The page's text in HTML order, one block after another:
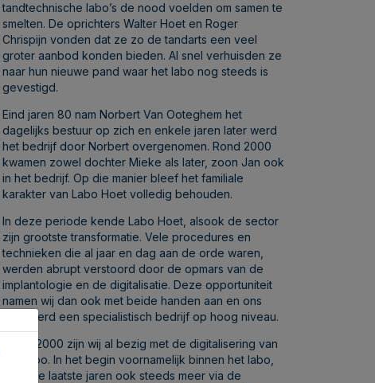
tandtechnische labo’s de nood voelden om samen te
smelten. De oprichters Walter Hoet en Roger
Chrispijn vonden dat ze zo de tandarts een veel
groter aanbod konden bieden. Al snel verhuisden ze
naar hun nieuwe pand waar het labo nog steeds is
gevestigd.
Eind jaren 80 nam Norbert Van Ooteghem het
dagelijks bestuur op zich en enkele jaren later werd
het bedrijf door Norbert overgenomen. Rond 2000
kwamen zowel dochter Mieke als later, zoon Jan ook
in het bedrijf. Op die manier bleef het familiale
karakter van Labo Hoet volledig behouden.
In deze periode kende Labo Hoet, alsook de sector
zijn grootste transformatie. Vele procedures en
technieken die al jaar en dag aan de orde waren,
werden abrupt verstoord door de opmars van de
implantologie en de digitalisatie. Deze opportuniteit
namen wij dan ook met beide handen aan en ons
labo werd een specialistisch bedrijf op hoog niveau.
Vanaf 2000 zijn wij al bezig met de digitalisering van
ons labo. In het begin voornamelijk binnen het labo,
maar de laatste jaren ook steeds meer via de